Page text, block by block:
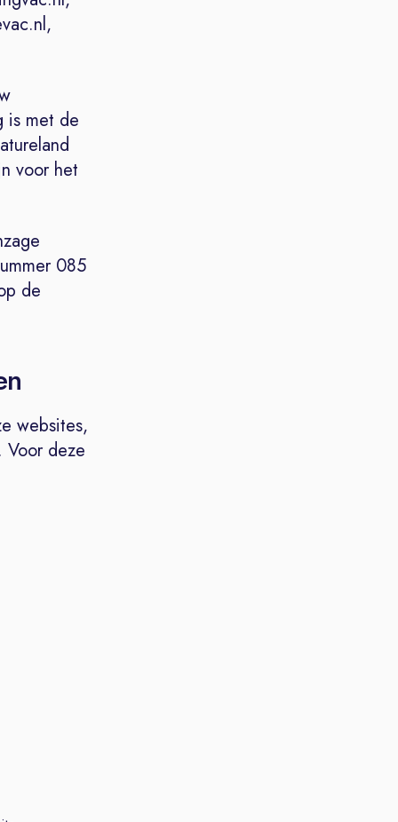
is met de
voor het
085
de
websites,
Voor deze